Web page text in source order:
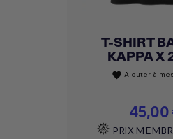
T-SHIRT
KAPPA X
favorite Ajouter à
Prix
PRIX